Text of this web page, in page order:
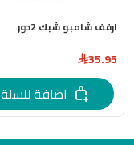
ارفف شامبو شبك 2دور
35.95
اضافة للسلة